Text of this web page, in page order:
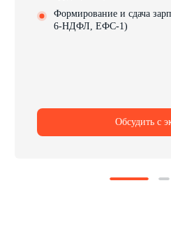
Формирование и сдача
6-НДФЛ, ЕФС-1)
Обсудить с